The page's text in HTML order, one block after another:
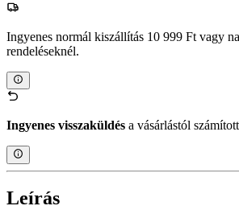
Ingyenes normál kiszállítás 10 999 Ft vagy
rendeléseknél.
Ingyenes visszaküldés a vásárlástól
Leírás